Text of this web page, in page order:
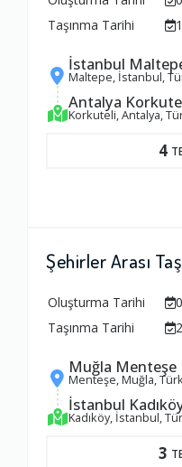
Taşınma Tarihi
İstanbul
Maltepe, İstanbul,
Antalya
Korkuteli, Antalya,
4
Şehirler Arası
Oluşturma Tarihi
Taşınma Tarihi
Muğla Menteşe
Menteşe, Muğla,
İstanbul
Kadıköy, İstanbul,
3